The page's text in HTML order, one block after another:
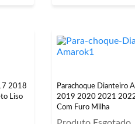
2018
Liso
Parachoque Dianteiro
2019 2020 2021
Com Furo Milha